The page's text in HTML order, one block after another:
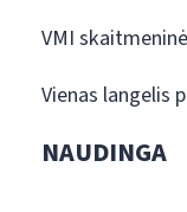
VMI
Vienas langelis
NAUDINGA